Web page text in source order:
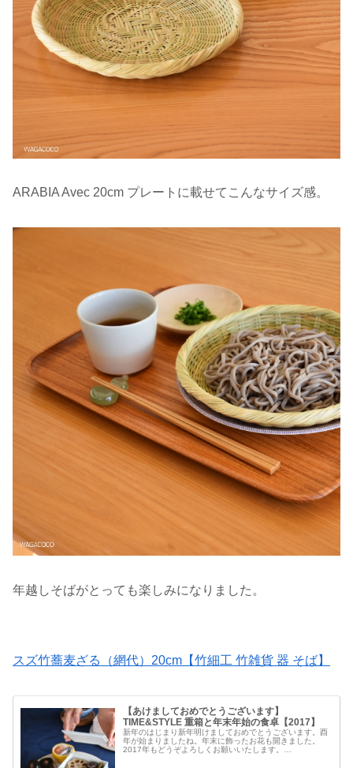
ARABIA Avec 20cm プレートに載せてこんなサイズ感。
年越しそばがとっても楽しみになりました。
スズ竹蕎麦ざる（網代）20cm【竹細工 竹雑貨 器 そば】
【あけましておめでとうございます】
TIME&STYLE 重箱と年末年始の食卓【2017】
新年のはじまり新年明けましておめでとうございます。酉
年が始まりましたね。年末に飾ったお花も開きました。
2017年もどうぞよろしくお願いいたします。